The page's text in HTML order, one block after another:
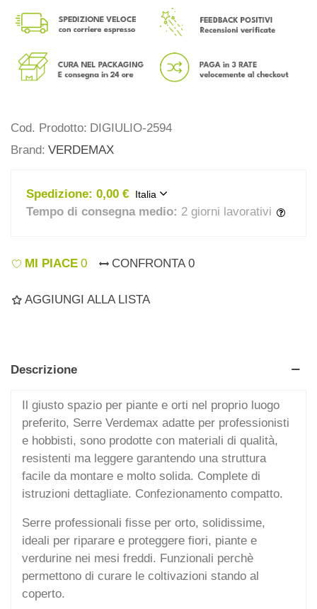
Cod. Prodotto: DIGIULIO-2594
Brand: VERDEMAX
Spedizione: 0,00 € Italia
Tempo di consegna medio: 2 giorni lavorativi
MI PIACE 0 CONFRONTA 0
AGGIUNGI ALLA LISTA
Descrizione
Il giusto spazio per piante e orti nel proprio luogo
preferito, Serre Verdemax adatte per professionisti
e hobbisti, sono prodotte con materiali di qualità,
resistenti ma leggere garantendo una struttura
facile da montare e molto solida. Complete di
istruzioni dettagliate. Confezionamento compatto.
Serre professionali fisse per orto, solidissime,
ideali per riparare e proteggere fiori, piante e
verdurine nei mesi freddi. Funzionali perchè
permettono di curare le coltivazioni stando al
coperto.